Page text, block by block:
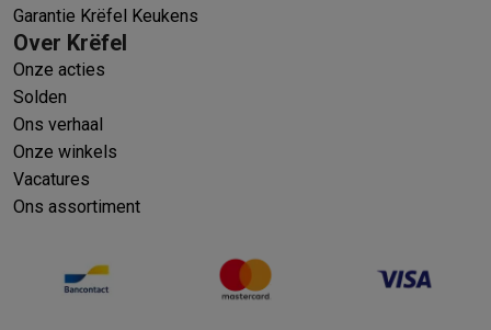
Garantie Krëfel Keukens
Over Krëfel
Onze acties
Solden
Ons verhaal
Onze winkels
Vacatures
Ons assortiment